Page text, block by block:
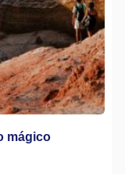
mágico